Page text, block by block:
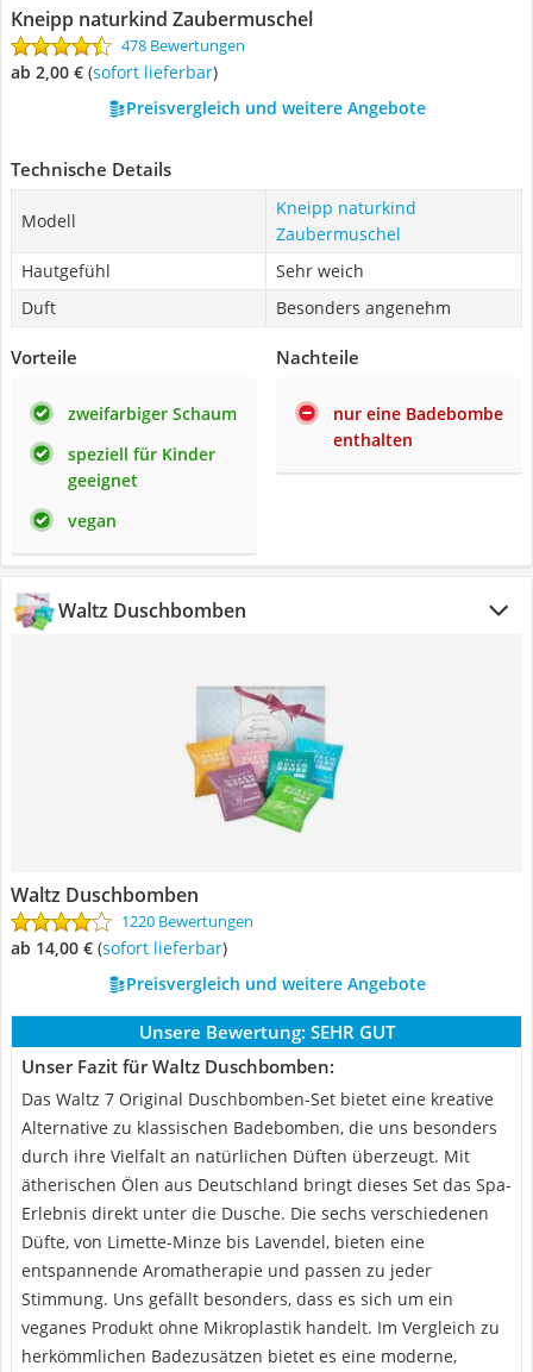
Kneipp naturkind Zaubermuschel
478 Bewertungen
ab 2,00 € ( Sofort lieferbar)
Preisvergleich und weitere Angebote
Technische Details
Modell
Kneipp naturkind
Zaubermuschel
Hautgefühl
Sehr weich
Duft
Besonders angenehm
Vorteile
zweifarbiger Schaum
speziell für Kinder
geeignet
vegan
Nachteile
nur eine Badebombe
enthalten
Waltz Duschbomben
Waltz Duschbomben
1220 Bewertungen
ab 14,00 € ( Sofort lieferbar)
Preisvergleich und weitere Angebote
Unsere Bewertung: SEHR GUT
Unser Fazit für Waltz Duschbomben:
Das Waltz 7 Original Duschbomben-Set bietet eine kreative
Alternative zu klassischen Badebomben, die uns besonders
durch ihre Vielfalt an natürlichen Düften überzeugt. Mit
ätherischen Ölen aus Deutschland bringt dieses Set das Spa-
Erlebnis direkt unter die Dusche. Die sechs verschiedenen
Düfte, von Limette-Minze bis Lavendel, bieten eine
entspannende Aromatherapie und passen zu jeder
Stimmung. Uns gefällt besonders, dass es sich um ein
veganes Produkt ohne Mikroplastik handelt. Im Vergleich zu
herkömmlichen Badezusätzen bietet es eine moderne,